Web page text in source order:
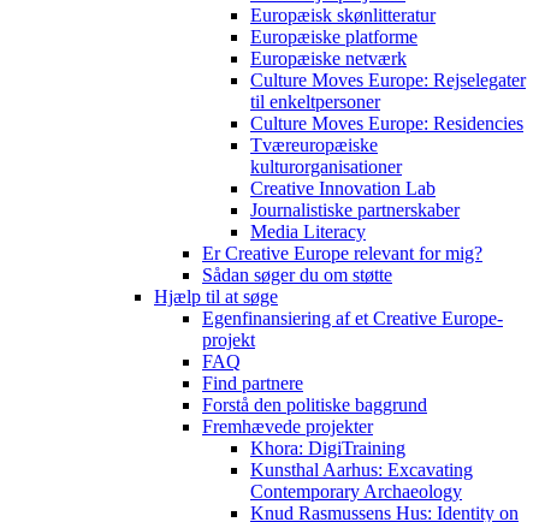
Europæisk skønlitteratur
Europæiske platforme
Europæiske netværk
Culture Moves Europe: Rejselegater
til enkeltpersoner
Culture Moves Europe: Residencies
Tværeuropæiske
kulturorganisationer
Creative Innovation Lab
Journalistiske partnerskaber
Media Literacy
Er Creative Europe relevant for mig?
Sådan søger du om støtte
Hjælp til at søge
Egenfinansiering af et Creative Europe-
projekt
FAQ
Find partnere
Forstå den politiske baggrund
Fremhævede projekter
Khora: DigiTraining
Kunsthal Aarhus: Excavating
Contemporary Archaeology
Knud Rasmussens Hus: Identity on